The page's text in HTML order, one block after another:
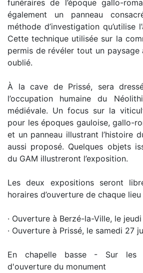
funéraires de l’époque gallo-
également un panneau
méthode d’investigation qu’utilise
Cette technique utilisée sur la
permis de révéler tout un paysage
oublié.
À la cave de Prissé, sera
l’occupation humaine du
médiévale. Un focus sur la
pour les époques gauloise, gallo-
et un panneau illustrant l’histoire
aussi proposé. Quelques objets
du GAM illustreront l’exposition.
Les deux expositions seront
horaires d’ouverture de chaque lieu
· Ouverture à Berzé-la-Ville, le
· Ouverture à Prissé, le samedi 27
En chapelle basse - Sur les
d'ouverture du monument